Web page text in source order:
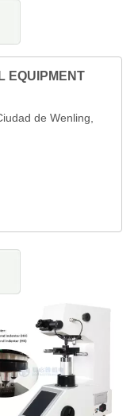
EQUIPMENT
de Wenling,